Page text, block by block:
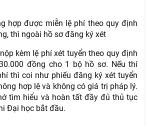
hợp được miễn lệ phí theo quy định
thì ngoài hồ sơ đăng ký xét
kèm lệ phí xét tuyển theo quy định
đồng cho 1 bộ hồ sơ. Nếu thí
thì coi như phiếu đăng ký xét tuyển
hợp lệ và không có giá trị pháp lý.
tìm hiểu và hoàn tất đầy đủ thủ tục
Đại học bắt đầu.